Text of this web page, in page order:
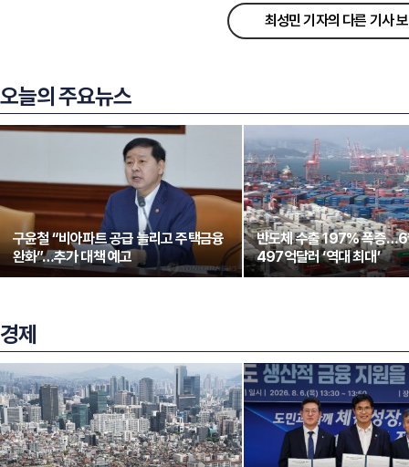
최성민 기자의 다른 기사
오늘의 주요뉴스
구윤철 “비아파트 공급 늘리고 주택금융
완화”…추가 대책 예고
반도체 수출 197% 폭증…6
497억달러 ‘역대 최대’
경제